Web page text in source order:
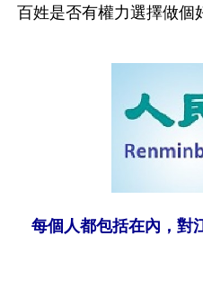
百姓是否有權力選擇做個
每個人都包括在內，對